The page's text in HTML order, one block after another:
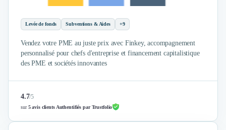
Office Management
Accélérateurs et incubateurs
Logiciel PropTech
Courtage en Energie
Désinfection & décontamination
Levée de fonds Subventions & Aides +9
Vendez votre PME au juste prix avec Finkey, accompagnement
personnalisé pour chefs d'entreprise et financement capitalistique
des PME et sociétés innovantes
4.7/5
sur5 avis clients Authentifiés par Trustfolio